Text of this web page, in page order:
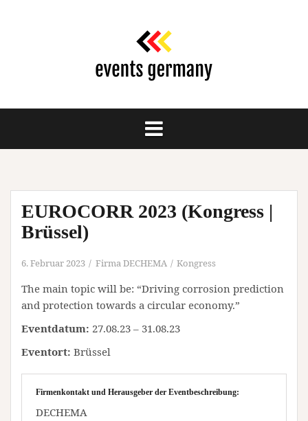
EUROCORR 2023 (Kongress |
Brüssel)
6. Februar 2023 Firma DECHEMA Kongress
The main topic will be: “Driving corrosion prediction
and protection towards a circular economy.”
Eventdatum: 27.08.23 – 31.08.23
Eventort: Brüssel
Firmenkontakt und Herausgeber der Eventbeschreibung:
DECHEMA